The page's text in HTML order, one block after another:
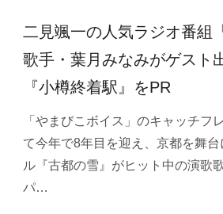
二見颯一の人気ラジオ番組
歌手・葉月みなみがゲス
『小樽終着駅』をPR
「やまびこボイス」のキャッチフ
て今年で8年目を迎え、京都を舞
ル『古都の雪』がヒット中の演歌
パ…